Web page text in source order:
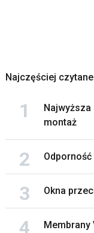
Najczęściej czytane
montaż
Odporność
Okna
Membrany